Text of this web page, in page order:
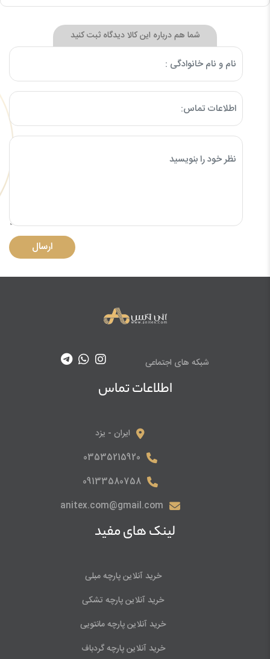
شما هم درباره این کالا دیدگاه ثبت کنید
ارسال
شبکه های اجتماعی
اطلاعات تماس
ایران - یزد
03535215920
09133580758
anitex.com@gmail.com
لینک های مفید
خرید آنلاین پارچه مبلی
خرید آنلاین پارچه تشکی
خرید آنلاین پارچه مانتویی
خرید آنلاین پارچه گردباف